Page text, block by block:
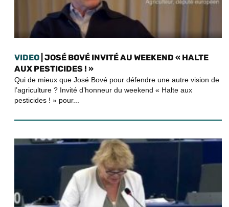
VIDEO | JOSÉ BOVÉ INVITÉ AU WEEKEND « HALTE
AUX PESTICIDES ! »
Qui de mieux que José Bové pour défendre une autre vision de
l’agriculture ? Invité d’honneur du weekend « Halte aux
pesticides ! » pour...